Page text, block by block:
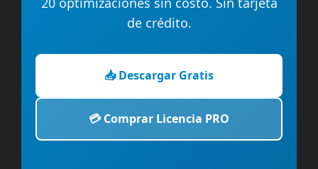
de crédito.
📥 Descargar Gratis
💳 Comprar Licencia PRO